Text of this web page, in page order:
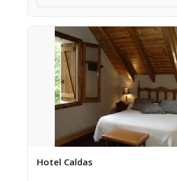
Hotel Caldas